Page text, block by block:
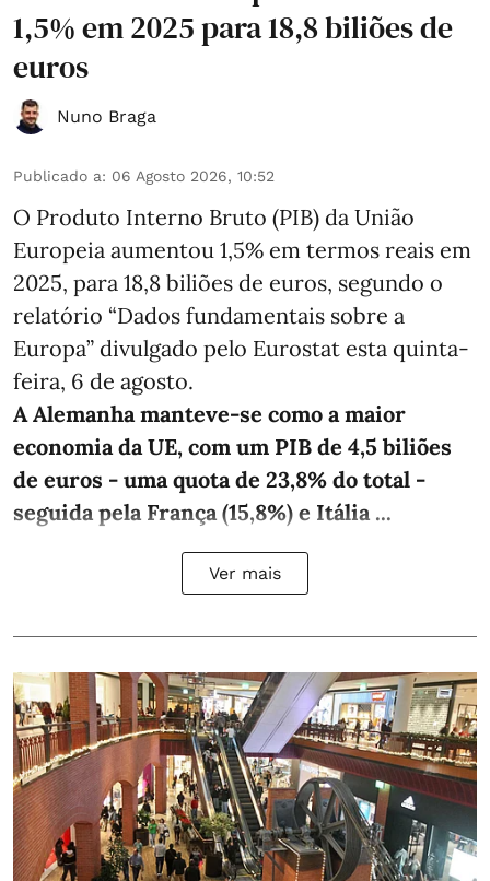
1,5% em 2025 para 18,8 biliões de
euros
Nuno Braga
Publicado a: 06 Agosto 2026, 10:52
O Produto Interno Bruto (PIB) da União
Europeia aumentou 1,5% em termos reais em
2025, para 18,8 biliões de euros, segundo o
relatório “Dados fundamentais sobre a
Europa” divulgado pelo Eurostat esta quinta-
feira, 6 de agosto.
A Alemanha manteve‑se como a maior
economia da UE, com um PIB de 4,5 biliões
de euros - uma quota de 23,8% do total -
seguida pela França (15,8%) e Itália ...
Ver mais